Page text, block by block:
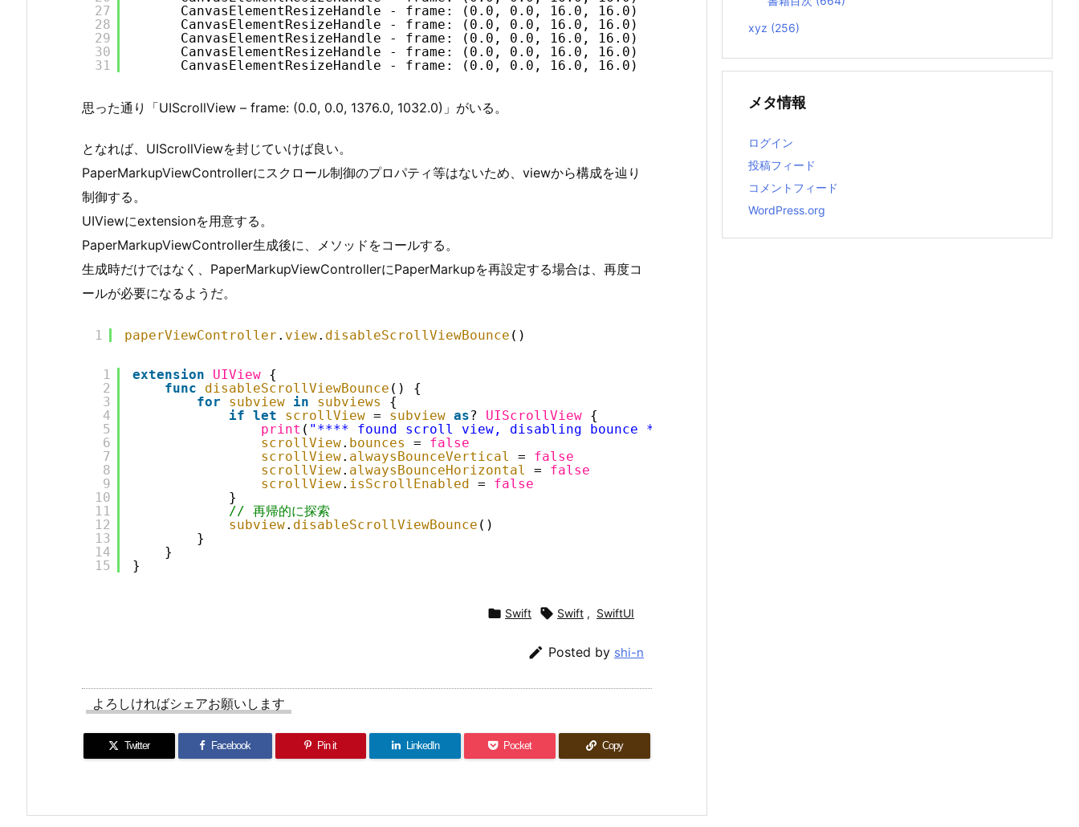
27
28
29
30
31
CanvasElementResizeHandle - frame: (0.0, 0.0, 16.0, 16.0)
CanvasElementResizeHandle - frame: (0.0, 0.0, 16.0, 16.0)
CanvasElementResizeHandle - frame: (0.0, 0.0, 16.0, 16.0)
CanvasElementResizeHandle - frame: (0.0, 0.0, 16.0, 16.0)
CanvasElementResizeHandle - frame: (0.0, 0.0, 16.0, 16.0)
思った通り「UIScrollView – frame: (0.0, 0.0, 1376.0, 1032.0)」がいる。
となれば、UIScrollViewを封じていけば良い。
PaperMarkupViewControllerにスクロール制御のプロパティ等はないため、viewから構成を辿り
制御する。
UIViewにextensionを用意する。
PaperMarkupViewController生成後に、メソッドをコールする。
生成時だけではなく、PaperMarkupViewControllerにPaperMarkupを再設定する場合は、再度コ
ールが必要になるようだ。
1 paperViewController . view. disableScrollViewBounce ()
1
2
3
4
5
6
7
8
9
10
11
12
13
14
15
extension UIView {
func
disableScrollViewBounce () {
for
subview in subviews
{
if let scrollView = subview as? UIScrollView {
print ( "**** found scroll view, disabling bounce ****"
scrollView. bounces = false
scrollView. alwaysBounceVertical = false
scrollView. alwaysBounceHorizontal = false
scrollView. isScrollEnabled = false
}
// 再帰的に探索
subview. disableScrollViewBounce ()
}
}
}
 Swift  Swift , SwiftUI
 Posted by shi-n
よろしければシェアお願いします
Twitter Facebook Pin it LinkedIn Pocket Copy
xyz (256)
メタ情報
ログイン
投稿フィード
コメントフィード
WordPress.org